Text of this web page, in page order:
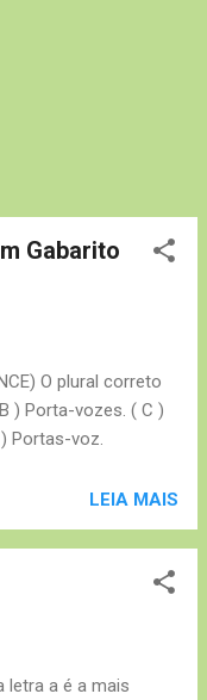
Gabarito
O plural correto
) Porta-vozes. ( C )
Portas-voz.
LEIA MAIS
letra a é a mais